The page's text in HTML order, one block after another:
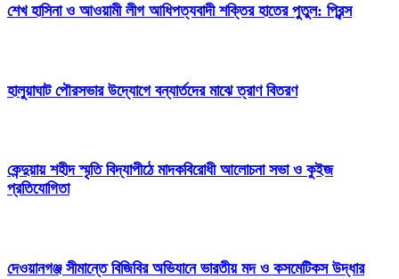
শেখ হাসিনা ও আওয়ামী লীগ আধিপত্যবাদী শক্তির হাতের পুতুল: প্রিন্স
হালুয়াঘাট পৌরসভার উদ্যোগে বন্যার্তদের মাঝে ত্রাণ বিতরণ
কেন্দুয়ায় শহীদ স্মৃতি বিদ্যাপীঠে মাদকবিরোধী আলোচনা সভা ও কুইজ
প্রতিযোগিতা
দেওয়ানগঞ্জ সীমান্তে বিজিবির অভিযানে ভারতীয় মদ ও কসমেটিকস উদ্ধার